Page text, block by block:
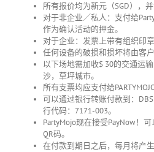
所有报价均为新元（SGD），
对于非企业／私人：支付给
作为确认活动的押金。
对于企业：发票上带有组织印
任何设备的破损和损坏将由客户
以下场地需加收$ 30的交通运
沙，草坪城市。
所有支票均应支付给
可以通过银行转账付款到：
行代码： 7171-003。
PartyMojo现在接受PayNow！
QR码。
在付款到期日之后，每月将产生